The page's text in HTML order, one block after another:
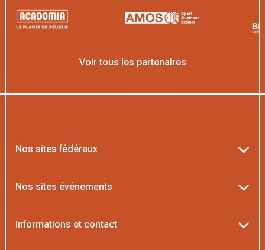
Voir tous les partenaires
Nos sites fédéraux
Nos sites événements
Informations et contact